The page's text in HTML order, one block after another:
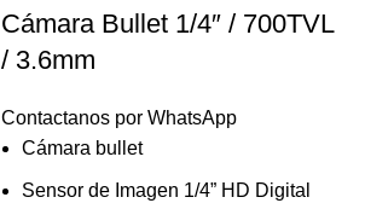
Cámara Bullet 1/4″ / 700TVL
/ 3.6mm
Contactanos por WhatsApp
Cámara bullet
Sensor de Imagen 1/4” HD Digital